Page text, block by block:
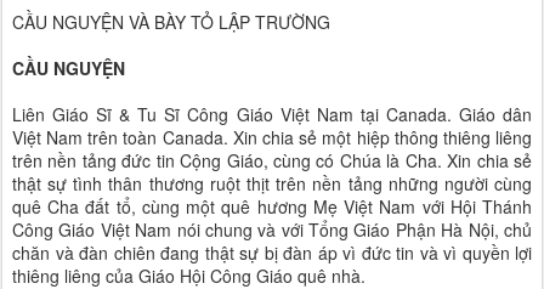
CẦU NGUYỆN VÀ BÀY TỎ LẬP TRƯỜNG
CẦU NGUYỆN
Liên Giáo Sĩ & Tu Sĩ Công Giáo Việt Nam tại Canada. Giáo dân
Việt Nam trên toàn Canada. Xin chia sẻ một hiệp thông thiêng liêng
trên nền tảng đức tin Cộng Giáo, cùng có Chúa là Cha. Xin chia sẻ
thật sự tình thân thương ruột thịt trên nền tảng những người cùng
quê Cha đất tổ, cùng một quê hương Mẹ Việt Nam với Hội Thánh
Công Giáo Việt Nam nói chung và với Tổng Giáo Phận Hà Nội, chủ
chăn và đàn chiên đang thật sự bị đàn áp vì đức tin và vì quyền lợi
thiêng liêng của Giáo Hội Công Giáo quê nhà.